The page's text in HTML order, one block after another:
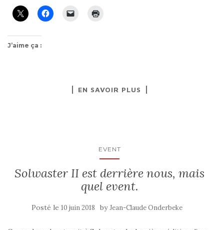
J’aime ça :
EN SAVOIR PLUS
EVENT
Solwaster II est derrière nous, mais
quel event.
Posté le 10 juin 2018 byJean-Claude Onderbeke